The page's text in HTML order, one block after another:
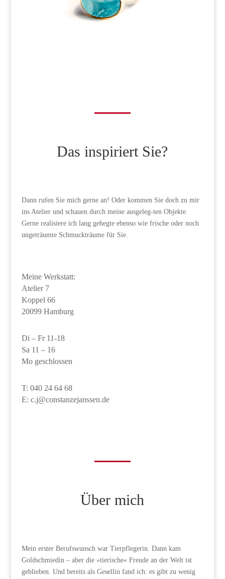
Das inspiriert Sie?
Dann rufen Sie mich gerne an! Oder kommen Sie doch zu mir
ins Atelier und schauen durch meine ausgeleg-ten Objekte.
Gerne realisiere ich lang gehegte ebenso wie frische oder noch
ungeträumte Schmuckträume für Sie.
Meine Werkstatt:
Atelier 7
Koppel 66
20099 Hamburg
Di – Fr 11-18
Sa 11 – 16
Mo geschlossen
T: 040 24 64 68
E: c.j@constanzejanssen.de
Über mich
Mein erster Berufswunsch war Tierpflegerin. Dann kam
Goldschmiedin – aber die »tierische« Freude an der Welt ist
geblieben. Und bereits als Gesellin fand ich: es gibt zu wenig